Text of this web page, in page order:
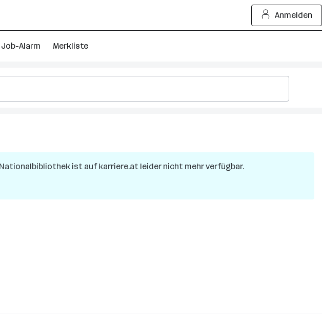
Anmelden
Job-Alarm Merkliste
ist auf karriere.at leider nicht mehr verfügbar.